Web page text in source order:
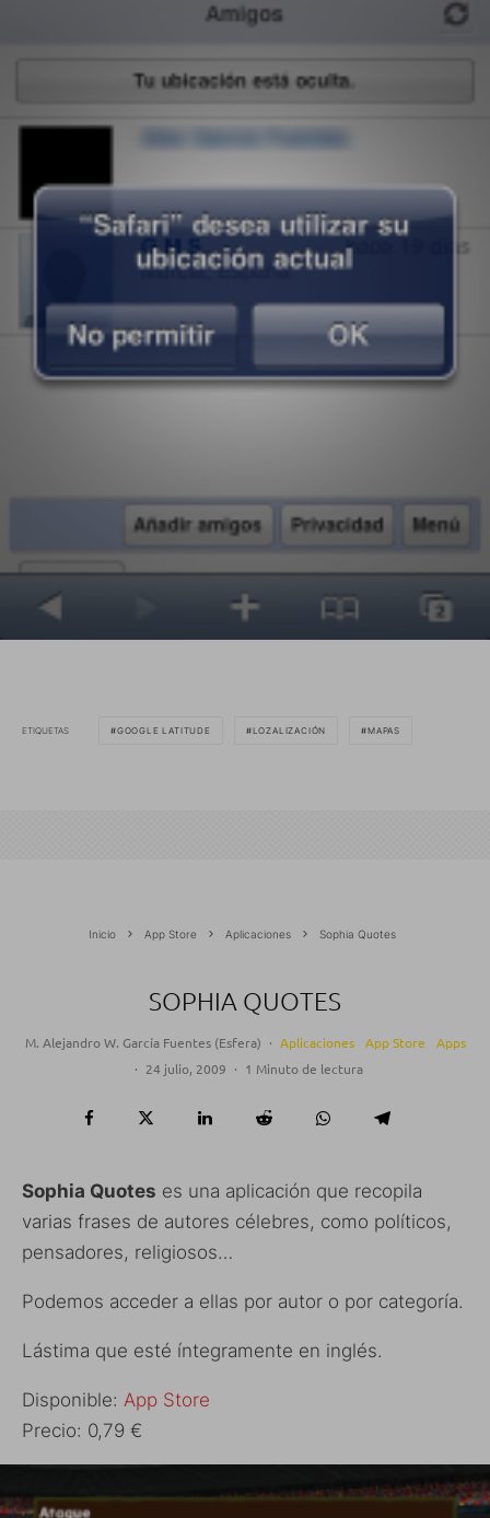
ETIQUETAS GOOGLE LATITUDE LOZALIZACIÓN MAPAS
Inicio App Store Aplicaciones Sophia Quotes
SOPHIA QUOTES
M. Alejandro W. García Fuentes (Esfera) · Aplicaciones App Store
Apps
· 24 julio, 2009 · 1 Minuto de lectura
Sophia Quotes es una aplicación que recopila
varias frases de autores célebres, como políticos,
pensadores, religiosos…
Podemos acceder a ellas por autor o por categoría.
Lástima que esté íntegramente en inglés.
Disponible: App Store
Precio: 0,79 €